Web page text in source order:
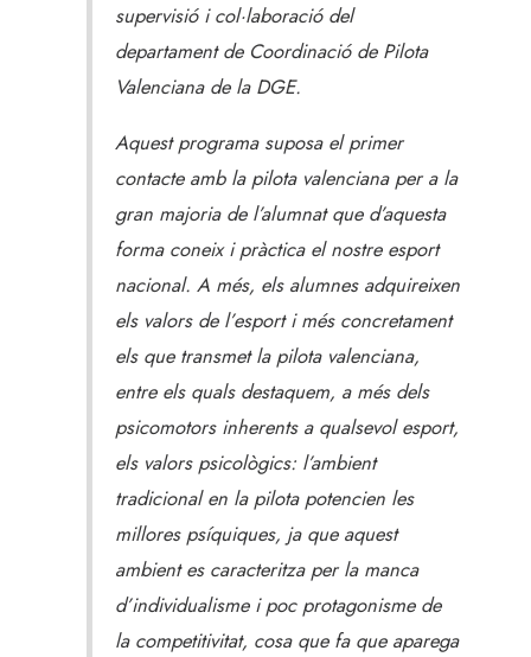
supervisió i col·laboració del
departament de Coordinació de Pilota
Valenciana de la DGE.
Aquest programa suposa el primer
contacte amb la pilota valenciana per a la
gran majoria de l’alumnat que d’aquesta
forma coneix i pràctica el nostre esport
nacional. A més, els alumnes adquireixen
els valors de l’esport i més concretament
els que transmet la pilota valenciana,
entre els quals destaquem, a més dels
psicomotors inherents a qualsevol esport,
els valors psicològics: l’ambient
tradicional en la pilota potencien les
millores psíquiques, ja que aquest
ambient es caracteritza per la manca
d’individualisme i poc protagonisme de
la competitivitat, cosa que fa que aparega